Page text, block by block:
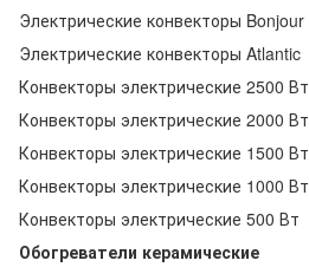
Электрические конвекторы Bonjour
Электрические конвекторы Atlantic
Конвекторы электрические 2500 Вт
Конвекторы электрические 2000 Вт
Конвекторы электрические 1500 Вт
Конвекторы электрические 1000 Вт
Конвекторы электрические 500 Вт
Обогреватели керамические